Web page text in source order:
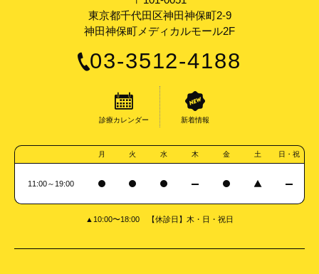
東京都千代田区神田神保町2-9
神田神保町メディカルモール2F
03-3512-4188
診療カレンダー 新着情報
月 火 水 木 金 土 日・祝
11:00～19:00
▲10:00〜18:00 【休診日】木・日・祝日